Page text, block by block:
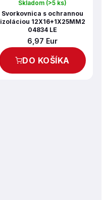
Skladom (>5 ks)
Svorkovnica s ochrannou
izoláciou 12X16+1X25MM2
04834 LE
6,97 Eur
DO KOŠÍKA